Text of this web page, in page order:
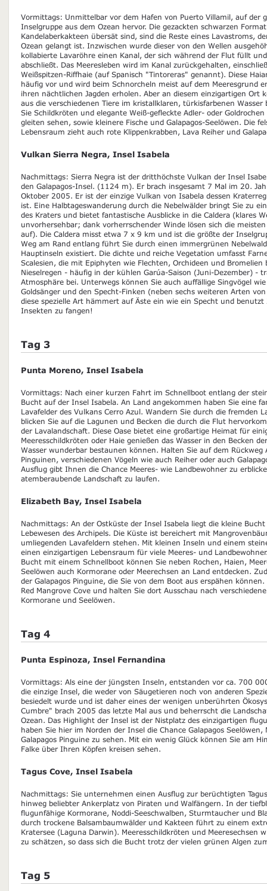
Vormittags: Unmittelbar vor dem Hafen von Puerto Villamil, auf der
Inselgruppe aus dem Ozean hervor. Die gezackten schwarzen
Kandelaberkakteen übersät sind, sind die Reste eines Lavastroms,
Ozean gelangt ist. Inzwischen wurde dieser von den Wellen
kollabierte Lavaröhre einen Kanal, der sich während der Flut füllt
abschließt. Das Meeresleben wird im Kanal zurückgehalten,
Weißspitzen-Riffhaie (auf Spanisch "Tintoreras" genannt). Diese
häufig vor und wird beim Schnorcheln meist auf dem Meeresgrund
ihren nächtlichen Jagden erholen. Aber an diesem einzigartigen Ort
aus die verschiedenen Tiere im kristallklaren, türkisfarbenen Wasser
Sie Schildkröten und elegante Weiß-gefleckte Adler- oder
gleiten sehen, sowie kleinere Fische und Galapagos-Seelöwen. Die
Lebensraum zieht auch rote Klippenkrabben, Lava Reiher und
Vulkan Sierra Negra, Insel Isabela
Nachmittags: Sierra Negra ist der dritthöchste Vulkan der Insel
den Galapagos-Insel. (1124 m). Er brach insgesamt 7 Mal im 20.
Oktober 2005. Er ist der einzige Vulkan von Isabela dessen
ist. Eine Halbtageswanderung durch die Nebelwälder bringt Sie zu
des Kraters und bietet fantastische Ausblicke in die Caldera (klares
unvorhersehbar; dank vorherrschender Winde lösen sich die
auf). Die Caldera misst etwa 7 x 9 km und ist die größte der
Weg am Rand entlang führt Sie durch einen immergrünen
Hauptinseln existiert. Die dichte und reiche Vegetation umfasst
Scalesien, die mit Epiphyten wie Flechten, Orchideen und Bromelien
Nieselregen - häufig in der kühlen Garúa-Saison (Juni-Dezember) -
Atmosphäre bei. Unterwegs können Sie auch auffällige Singvögel
Goldsänger und den Specht-Finken (neben sechs weiteren Arten
diese spezielle Art hämmert auf Äste ein wie ein Specht und benutzt
Insekten zu fangen!
Tag 3
Punta Moreno, Insel Isabela
Vormittags: Nach einer kurzen Fahrt im Schnellboot entlang der
Bucht auf der Insel Isabela. An Land angekommen haben Sie eine
Lavafelder des Vulkans Cerro Azul. Wandern Sie durch die fremden
blicken Sie auf die Lagunen und Becken die durch die Flut
der Lavalandschaft. Diese Oase bietet eine großartige Heimat für
Meeresschildkröten oder Haie genießen das Wasser in den Becken
Wasser wunderbar bestaunen können. Halten Sie auf dem Rückweg
Pinguinen, verschiedenen Vögeln wie auch Reiher oder auch
Ausflug gibt Ihnen die Chance Meeres- wie Landbewohner zu
atemberaubende Landschaft zu laufen.
Elizabeth Bay, Insel Isabela
Nachmittags: An der Ostküste der Insel Isabela liegt die kleine
Lebewesen des Archipels. Die Küste ist bereichert mit
umliegenden Lavafeldern stehen. Mit kleinen Inseln und einem
einen einzigartigen Lebensraum für viele Meeres- und
Bucht mit einem Schnellboot können Sie neben Rochen, Haien,
Seelöwen auch Kormorane oder Meerechsen an Land entdecken.
der Galapagos Pinguine, die Sie von dem Boot aus erspähen
Red Mangrove Cove und halten Sie dort Ausschau nach
Kormorane und Seelöwen.
Tag 4
Punta Espinoza, Insel Fernandina
Vormittags: Als eine der jüngsten Inseln, entstanden vor ca. 700
die einzige Insel, die weder von Säugetieren noch von anderen
besiedelt wurde und ist daher eines der wenigen unberührten
Cumbre" brach 2005 das letzte Mal aus und beherrscht die
Ozean. Das Highlight der Insel ist der Nistplatz des einzigartigen
haben Sie hier im Norden der Insel die Chance Galapagos Seelöwen,
Galapagos Pinguine zu sehen. Mit ein wenig Glück können Sie am
Falke über Ihren Köpfen kreisen sehen.
Tagus Cove, Insel Isabela
Nachmittags: Sie unternehmen einen Ausflug zur berüchtigten
hinweg beliebter Ankerplatz von Piraten und Walfängern. In der
flugunfähige Kormorane, Noddi-Seeschwalben, Sturmtaucher und
durch trockene Balsambaumwälder und Kakteen führt zu einem
Kratersee (Laguna Darwin). Meeresschildkröten und Meeresechsen
zu schätzen, so dass sich die Bucht trotz der vielen grünen Algen
Tag 5